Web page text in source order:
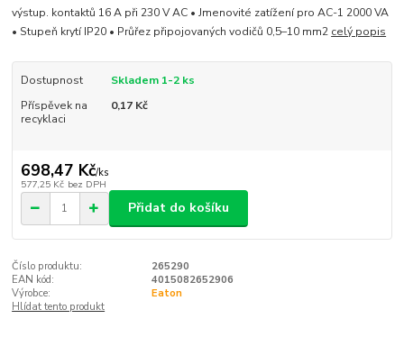
výstup. kontaktů 16 A při 230 V AC • Jmenovité zatížení pro AC-1 2000 VA
• Stupeň krytí IP20 • Průřez připojovaných vodičů 0,5–10 mm2 celý popis
Dostupnost
Skladem 1-2 ks
Příspěvek na
recyklaci
0,17 Kč
698,47 Kč/ks
577,25 Kč bez DPH
Přidat do košíku
Číslo produktu:
265290
EAN kód:
4015082652906
Výrobce:
Eaton
Hlídat tento produkt